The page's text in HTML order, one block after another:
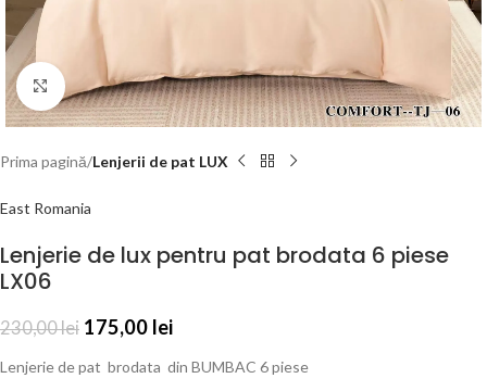
Click to enlarge
Prima pagină Lenjerii de pat LUX
East Romania
Lenjerie de lux pentru pat brodata 6 piese
LX06
230,00lei 175,00 lei
Lenjerie de pat brodata din BUMBAC 6 piese